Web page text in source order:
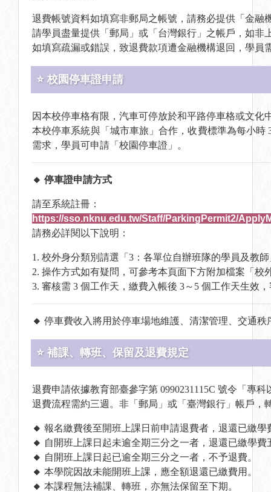
退費帳號資料如填寫非郵局之帳號，請務必提供「金融
請學員盡量提供「郵局」或「台灣銀行」之帳戶，如非
如填寫疏漏或錯誤，致退費款項遭金融機構退回，學員
⭐ 校園停車證申請
因本校停車格有限，汽車可停放於和平路停車格或文化
本校停車系統與「城市車旅」合作，收費標準為每小
需求，學員可申請「校園停車證」。
🔸 停車證申請方式
請至系統註冊：
https://sso.nknu.edu.tw/Staff/ParkingPermit2/
請務必詳閱以下說明：
1. 校外身分類別請選「3：各單位自辦班隊的學員及教
2. 操作方式如有疑問，可參考本頁面下方附加檔案「校
3. 審核需 3 個工作天，繳費入帳後 3～5 個工作天生效
🔸 停車費收入將用於停車場地維護、清潔管理、交通
⭐ 補課、轉班、保留及退費規定
退費申請依據教育部臺參字第 0990231115C 號令「專
退費流程需約三週。非「郵局」或「臺灣銀行」帳戶，
🔸 報名繳費後至開班上課日前申請退費者，退還已繳學
🔸 自開班上課日起未逾全期三分之一者，退還已繳學費
🔸 自開班上課日起已逾全期三分之一者，不予退費。
🔸 本學院因故未能開班上課，應全額退還已繳費用。
🔸 本課程無法補課、轉班，亦無法保留至下期。